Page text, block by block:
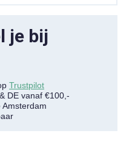
je bij
Trustpilot
DE vanaf €100,-
Amsterdam